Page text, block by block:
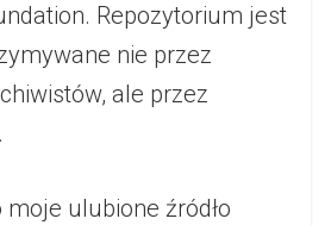
Repozytorium jest
nie przez
ale przez
moje ulubione źródło